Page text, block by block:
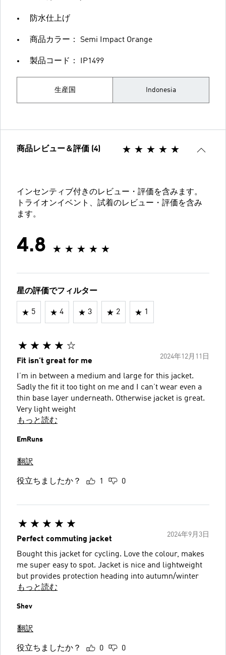
防水仕上げ
商品カラー： Semi Impact Orange
製品コード： IP1499
生産国 Indonesia
商品レビュー＆評価 (4)
インセンティブ付きのレビュー・評価を含みます。
トライオンイベント、試着のレビュー・評価を含み
ます。
4.8
星の評価でフィルター
5 4 3 2 1
2024年12月11日
Fit isn’t great for me
I’m in between a medium and large for this jacket.
Sadly the fit it too tight on me and I can’t wear even a
thin base layer underneath. Otherwise jacket is great.
Very light weight
もっと読む
EmRuns
翻訳
役立ちましたか？ 1 0
2024年9月3日
Perfect commuting jacket
Bought this jacket for cycling. Love the colour, makes
me super easy to spot. Jacket is nice and lightweight
but provides protection heading into autumn/winter
もっと読む
Shev
翻訳
役立ちましたか？ 0 0